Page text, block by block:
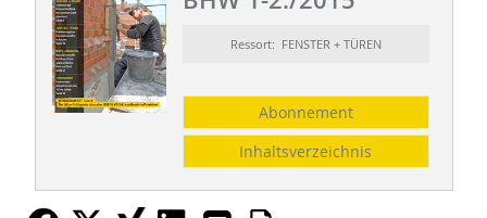
Ressort: FENSTER + TÜREN
Abonnement
Inhaltsverzeichnis